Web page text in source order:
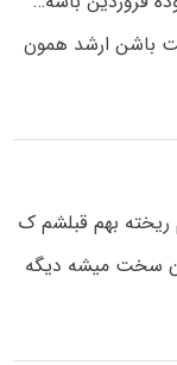
باشن ارشد همون
ریخته بهم قبلشم ک
سخت میشه دیگه